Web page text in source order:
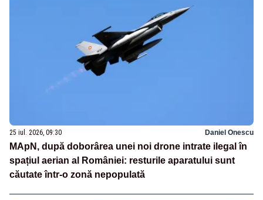
25 iul. 2026, 09:30 Daniel Onescu
MApN, după doborârea unei noi drone intrate ilegal în
spațiul aerian al României: resturile aparatului sunt
căutate într-o zonă nepopulată